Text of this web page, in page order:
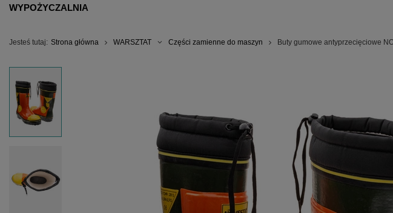
WYPOŻYCZALNIA
Jesteś tutaj: Strona główna WARSZTAT Części zamienne do maszyn Buty gumowe antyprzecięciowe